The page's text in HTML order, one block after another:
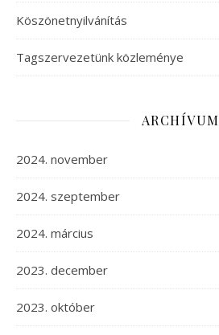
Köszönetnyilvánítás
Tagszervezetünk közleménye
ARCHÍVUM
2024. november
2024. szeptember
2024. március
2023. december
2023. október